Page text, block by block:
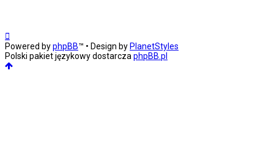
Powered byphpBB™ • Design by PlanetStyles
Polski pakiet językowy dostarcza phpBB.pl